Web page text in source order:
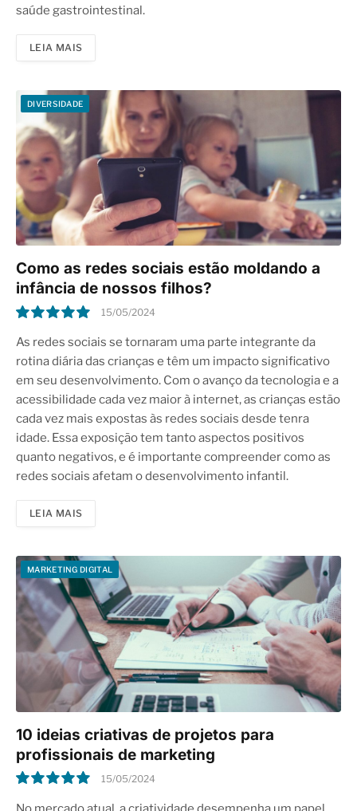
saúde gastrointestinal.
LEIA MAIS
DIVERSIDADE
Como as redes sociais estão moldando a
infância de nossos filhos?
10.0
15/05/2024
As redes sociais se tornaram uma parte integrante da
rotina diária das crianças e têm um impacto significativo
em seu desenvolvimento. Com o avanço da tecnologia e a
acessibilidade cada vez maior à internet, as crianças estão
cada vez mais expostas às redes sociais desde tenra
idade. Essa exposição tem tanto aspectos positivos
quanto negativos, e é importante compreender como as
redes sociais afetam o desenvolvimento infantil.
LEIA MAIS
MARKETING DIGITAL
10 ideias criativas de projetos para
profissionais de marketing
10.0
15/05/2024